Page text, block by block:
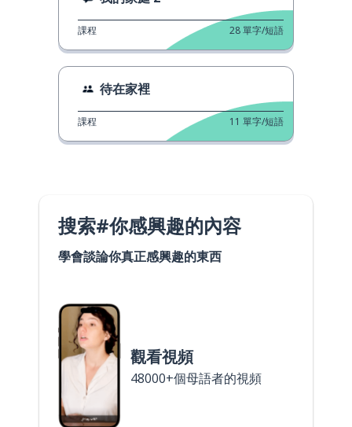
課程 28單字/短語
待在家裡
課程 11 單字/短語
搜索#你感興趣的內容
學會談論你真正感興趣的東西
觀看視頻
48000+個母語者的視頻